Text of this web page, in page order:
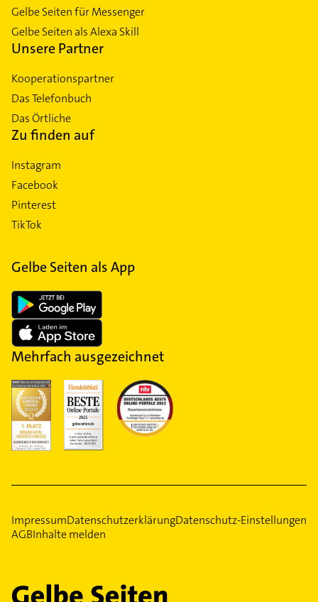
Gelbe Seiten für Messenger
Gelbe Seiten als Alexa Skill
Unsere Partner
Kooperationspartner
Das Telefonbuch
Das Örtliche
Zu finden auf
Instagram
Facebook
Pinterest
TikTok
Gelbe Seiten als App
Mehrfach ausgezeichnet
ImpressumDatenschutzerklärungDatenschutz-Einstellungen
AGBInhalte melden